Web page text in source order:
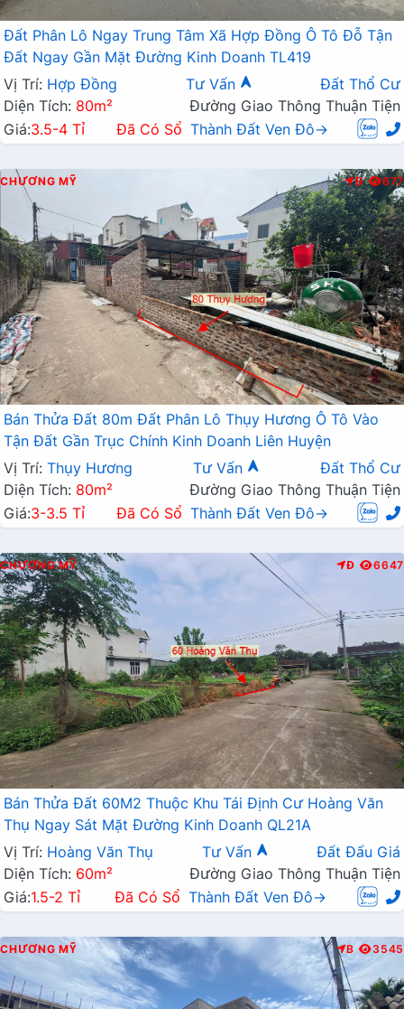
Đất Phân Lô Ngay Trung Tâm Xã Hợp Đồng Ô Tô Đỗ Tận
Đất Ngay Gần Mặt Đường Kinh Doanh TL419
Vị Trí: Hợp Đồng Tư Vấn
Đất Thổ Cư
Diện Tích: 80m²
Đường Giao Thông Thuận Tiện
Giá:3.5-4 Tỉ Đã Có Sổ Thành Đất Ven Đô→
CHƯƠNG MỸ Đ 677
Bán Thửa Đất 80m Đất Phân Lô Thụy Hương Ô Tô Vào
Tận Đất Gần Trục Chính Kinh Doanh Liên Huyện
Vị Trí: Thụy Hương Tư Vấn
Đất Thổ Cư
Diện Tích: 80m²
Đường Giao Thông Thuận Tiện
Giá:3-3.5 Tỉ Đã Có Sổ Thành Đất Ven Đô→
CHƯƠNG MỸ Đ 6647
Bán Thửa Đất 60M2 Thuộc Khu Tái Định Cư Hoàng Văn
Thụ Ngay Sát Mặt Đường Kinh Doanh QL21A
Vị Trí: Hoàng Văn Thụ Tư Vấn
Đất Đấu Giá
Diện Tích: 60m²
Đường Giao Thông Thuận Tiện
Giá:1.5-2 Tỉ Đã Có Sổ Thành Đất Ven Đô→
CHƯƠNG MỸ B 3545